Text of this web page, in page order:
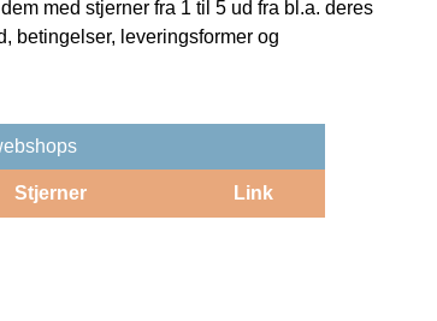
med stjerner fra 1 til 5 ud fra bl.a. deres
betingelser, leveringsformer og
Stjerner Link